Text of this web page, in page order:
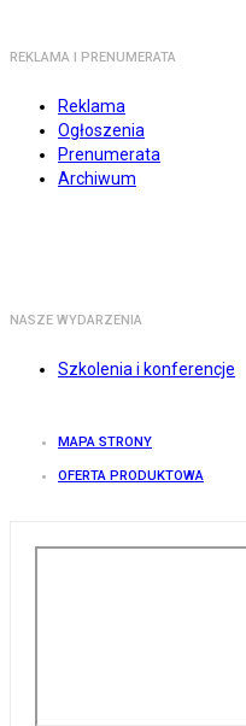
REKLAMA I PRENUMERATA
Reklama
Ogłoszenia
Prenumerata
Archiwum
NASZE WYDARZENIA
Szkolenia i konferencje
MAPA STRONY
OFERTA PRODUKTOWA